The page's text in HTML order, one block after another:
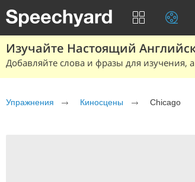
Изучайте Настоящий
Добавляйте слова и фразы для изучения,
Упражнения Киносцены Chicago